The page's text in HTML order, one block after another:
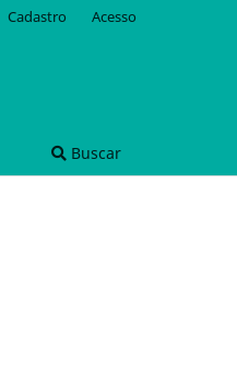
Buscar
Cadastro Acesso